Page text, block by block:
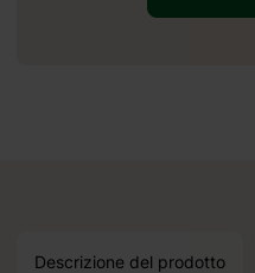
Descrizione del prodotto